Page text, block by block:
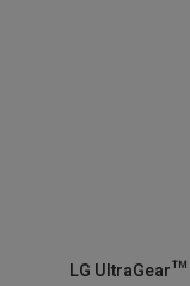
LG UltraGear™